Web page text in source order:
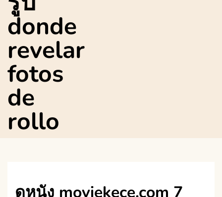
donde
revelar
fotos
de
rollo
ดูหนัง moviekece.com 7